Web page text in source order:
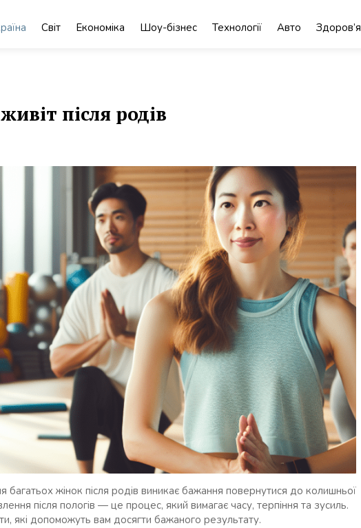
Світ Економіка Шоу-бізнес Технології Авто Здоров’я
після родів
жінок після родів виникає бажання повернутися до колишньої
після пологів — це процес, який вимагає часу, терпіння та зусиль.
які допоможуть вам досягти бажаного результату.